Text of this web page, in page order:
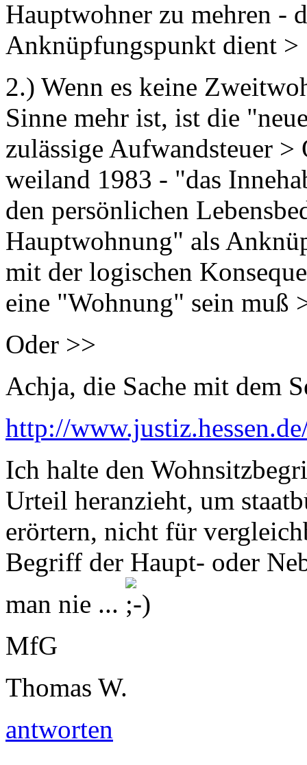
Hauptwohner zu mehren -
Anknüpfungspunkt dient >
2.) Wenn es keine
Sinne mehr ist, ist die
zulässige Aufwandsteuer
weiland 1983 - "das
den persönlichen
Hauptwohnung" als
mit der logischen
eine "Wohnung" sein muß
Oder >>
Achja, die Sache mit dem
http://
Ich halte den
Urteil heranzieht, um
erörtern, nicht für
Begriff der Haupt- oder
man nie ...
MfG
Thomas W.
antworten